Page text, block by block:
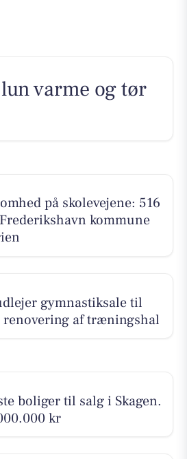
varme og tør
på skolevejene: 516
kommune
gymnastiksale til
af træningshal
boliger til salg i Skagen.
kr